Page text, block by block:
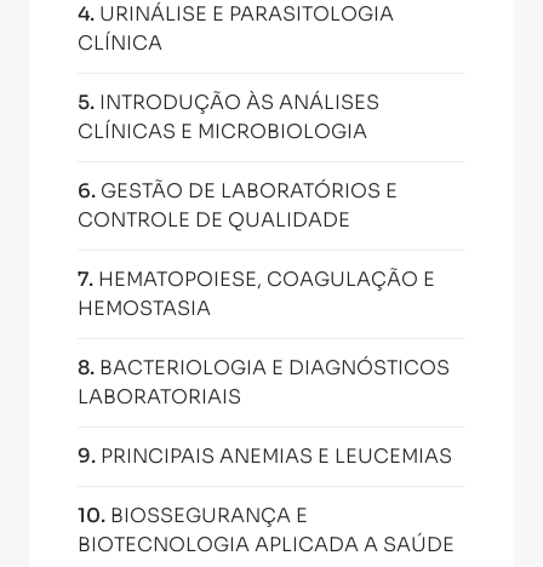
4. URINÁLISE E PARASITOLOGIA
CLÍNICA
5. INTRODUÇÃO ÀS ANÁLISES
CLÍNICAS E MICROBIOLOGIA
6. GESTÃO DE LABORATÓRIOS E
CONTROLE DE QUALIDADE
7. HEMATOPOIESE, COAGULAÇÃO E
HEMOSTASIA
8. BACTERIOLOGIA E DIAGNÓSTICOS
LABORATORIAIS
9. PRINCIPAIS ANEMIAS E LEUCEMIAS
10. BIOSSEGURANÇA E
BIOTECNOLOGIA APLICADA A SAÚDE